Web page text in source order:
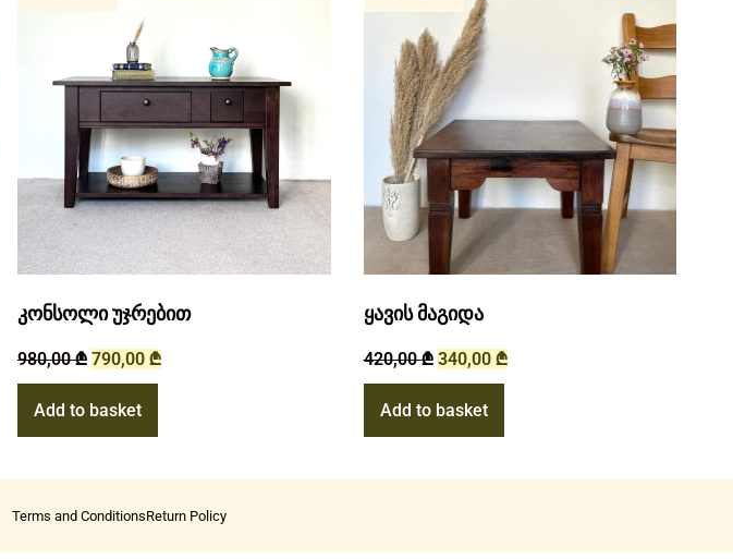
კონსოლი უჯრებით
980,00₾ 790,00 ₾
Add to basket
ყავის მაგიდა
420,00₾ 340,00 ₾
Add to basket
Terms and ConditionsReturn Policy